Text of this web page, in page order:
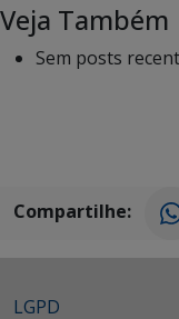
Veja Também
Sem posts
Compartilhe:
LGPD